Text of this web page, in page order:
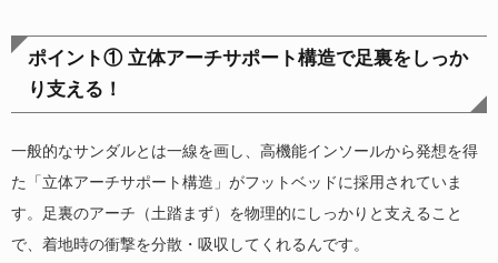
ポイント① 立体アーチサポート構造で足裏をしっか
り支える！
一般的なサンダルとは一線を画し、高機能インソールから発想を得
た「立体アーチサポート構造」がフットベッドに採用されていま
す。足裏のアーチ（土踏まず）を物理的にしっかりと支えること
で、着地時の衝撃を分散・吸収してくれるんです。